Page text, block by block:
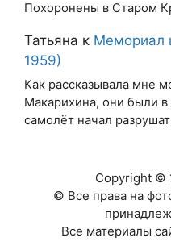
Похоронены в Старом
Татьяна к Мемориал
1959)
Как рассказывала мне
Макарихина, они были
самолёт начал
Copyright ©
© Все права на
Все материалы